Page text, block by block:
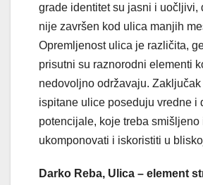
grade identitet su jasni i uočljivi,
nije završen kod ulica manjih
Opremljenost ulica je različita,
prisutni su raznorodni elementi
nedovoljno održavaju.
ispitane ulice poseduju vredne i
potencijale, koje treba
ukomponovati i iskoristiti u
Darko Reba, Ulica – element